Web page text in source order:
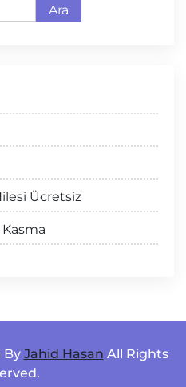
Ara
Ücretsiz
By Jahid Hasan All Rights